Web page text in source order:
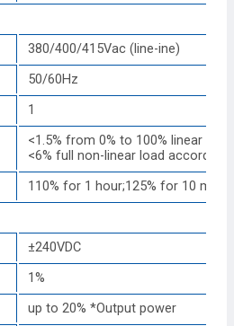
380/400/415Vac (line-ine)
50/60Hz
1
<1.5% from 0% to 100% linear load
<6% full non-linear load according
110% for 1 hour;125% for 10
±240VDC
1%
up to 20% *Output power